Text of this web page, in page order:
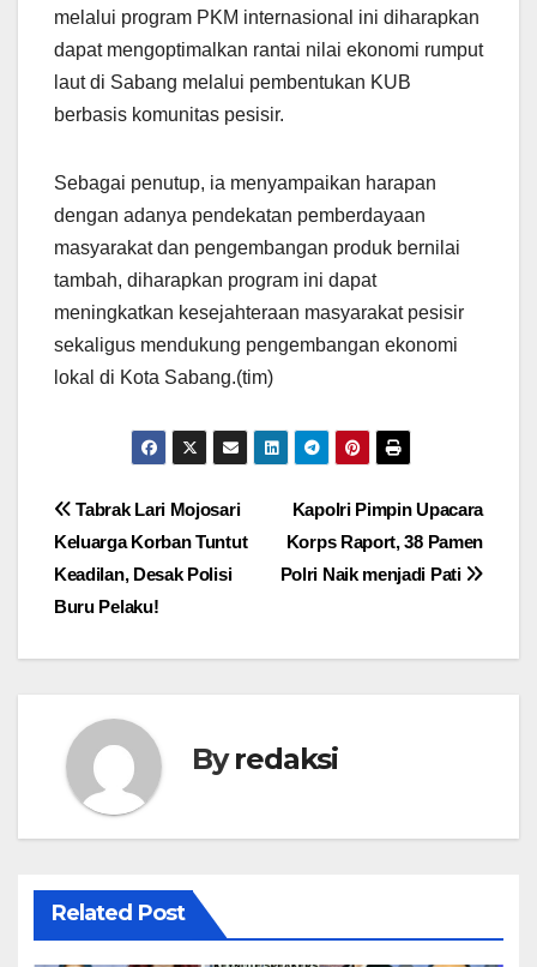
melalui program PKM internasional ini diharapkan
dapat mengoptimalkan rantai nilai ekonomi rumput
laut di Sabang melalui pembentukan KUB
berbasis komunitas pesisir.
Sebagai penutup, ia menyampaikan harapan
dengan adanya pendekatan pemberdayaan
masyarakat dan pengembangan produk bernilai
tambah, diharapkan program ini dapat
meningkatkan kesejahteraan masyarakat pesisir
sekaligus mendukung pengembangan ekonomi
lokal di Kota Sabang.(tim)
Navigasi
pos
Kapolri Pimpin Upacara
Korps Raport, 38 Pamen
Polri Naik menjadi Pati
Tabrak Lari Mojosari
Keluarga Korban Tuntut
Keadilan, Desak Polisi
Buru Pelaku!
Byredaksi
Related Post